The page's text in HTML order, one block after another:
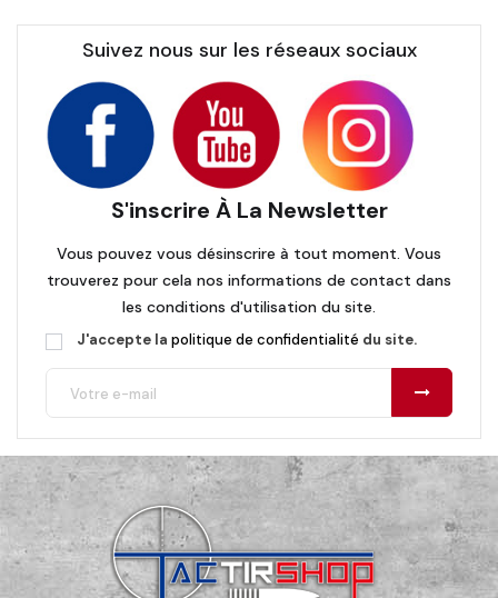
Suivez nous sur les réseaux sociaux
S'inscrire À La Newsletter
Vous pouvez vous désinscrire à tout moment. Vous
trouverez pour cela nos informations de contact dans
les conditions d'utilisation du site.
J'accepte la politique de confidentialité du site.